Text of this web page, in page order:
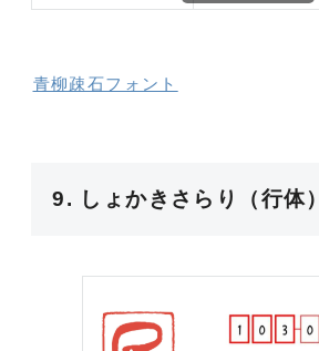
青柳疎石フォント
9. しょかきさらり（行体）